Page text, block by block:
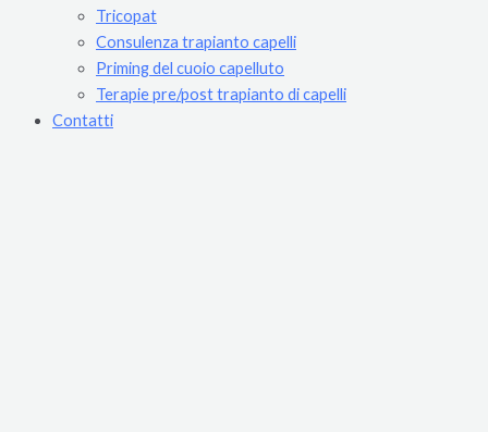
Tricopat
Consulenza trapianto capelli
Priming del cuoio capelluto
Terapie pre/post trapianto di capelli
Contatti